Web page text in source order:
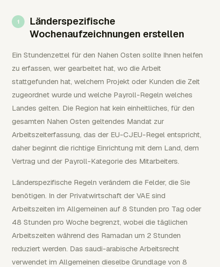
Länderspezifische
Wochenaufzeichnungen erstellen
Ein Stundenzettel für den Nahen Osten sollte Ihnen helfen
zu erfassen, wer gearbeitet hat, wo die Arbeit
stattgefunden hat, welchem Projekt oder Kunden die Zeit
zugeordnet wurde und welche Payroll-Regeln welches
Landes gelten. Die Region hat kein einheitliches, für den
gesamten Nahen Osten geltendes Mandat zur
Arbeitszeiterfassung, das der EU-CJEU-Regel entspricht,
daher beginnt die richtige Einrichtung mit dem Land, dem
Vertrag und der Payroll-Kategorie des Mitarbeiters.
Länderspezifische Regeln verändern die Felder, die Sie
benötigen. In der Privatwirtschaft der VAE sind
Arbeitszeiten im Allgemeinen auf 8 Stunden pro Tag oder
48 Stunden pro Woche begrenzt, wobei die täglichen
Arbeitszeiten während des Ramadan um 2 Stunden
reduziert werden. Das saudi-arabische Arbeitsrecht
verwendet im Allgemeinen dieselbe Grundlage von 8